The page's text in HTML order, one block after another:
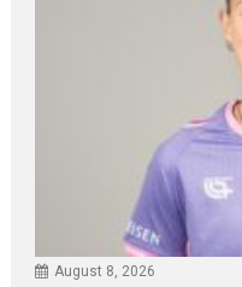
August 8, 2026